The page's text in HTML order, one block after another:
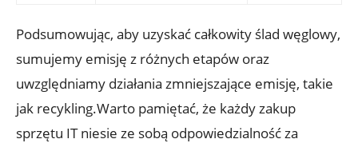
Podsumowując, aby uzyskać całkowity ślad węglowy,
sumujemy emisję z różnych etapów oraz
uwzględniamy działania zmniejszające emisję, takie
jak recykling.Warto pamiętać, że każdy zakup
sprzętu IT niesie ze sobą odpowiedzialność za